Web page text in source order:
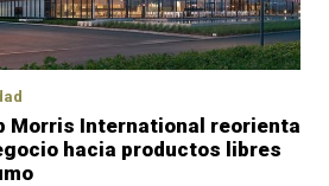
Morris International reorienta
hacia productos libres